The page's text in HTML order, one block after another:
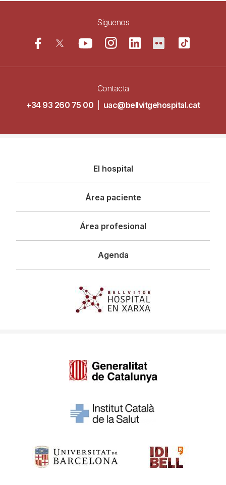
Siguenos
Contacta
+34 93 260 75 00
uac@bellvitgehospital.cat
principal
El hospital
Área paciente
Área profesional
Agenda